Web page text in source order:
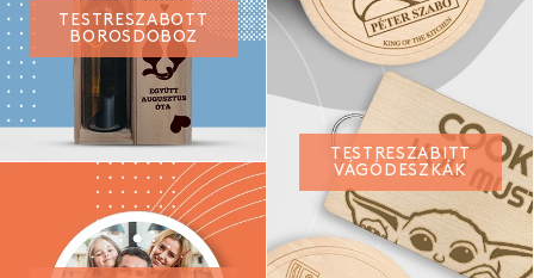
TESTRESZABOTT
BOROSDOBOZ
TESTRESZABITT
VÁGÓDESZKÁK